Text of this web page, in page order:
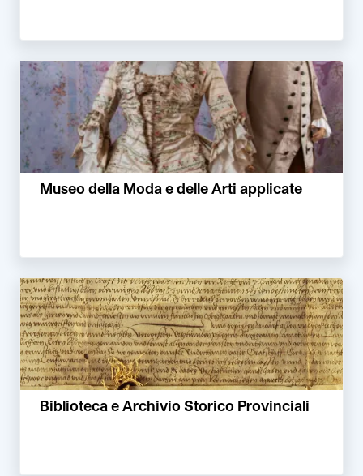
Museo della Moda e delle Arti applicate
Biblioteca e Archivio Storico Provinciali